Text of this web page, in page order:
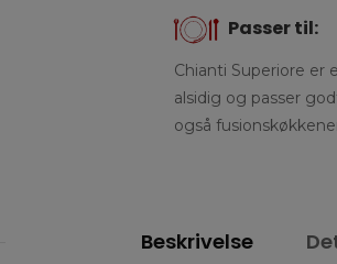
Passer til:
Chianti Superiore
alsidig og passer
også
Beskrivelse